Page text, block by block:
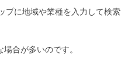
プに地域や業種を入力して検
合が多いのです。